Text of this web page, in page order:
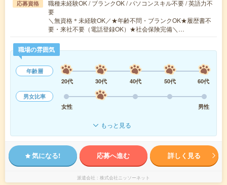
応募資格
職種未経験OK / ブランクOK / パソコンスキル不要 / 英語力不
要
＼無資格＊未経験OK／★年齢不問・ブランクOK★履歴書不
要・来社不要（電話登録OK）★社会保険完備＼…
職場の雰囲気
年齢層
20代
30代 40代 50代
60代
男女比率
女性
男性
もっと見る
気になる! 応募へ進む 詳しく見る
派遣会社 株式会社ニッソーネット